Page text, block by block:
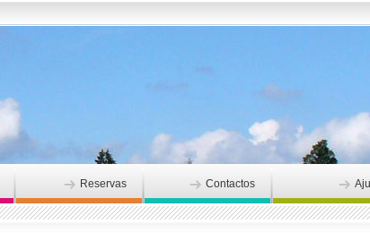
Reservas Contactos